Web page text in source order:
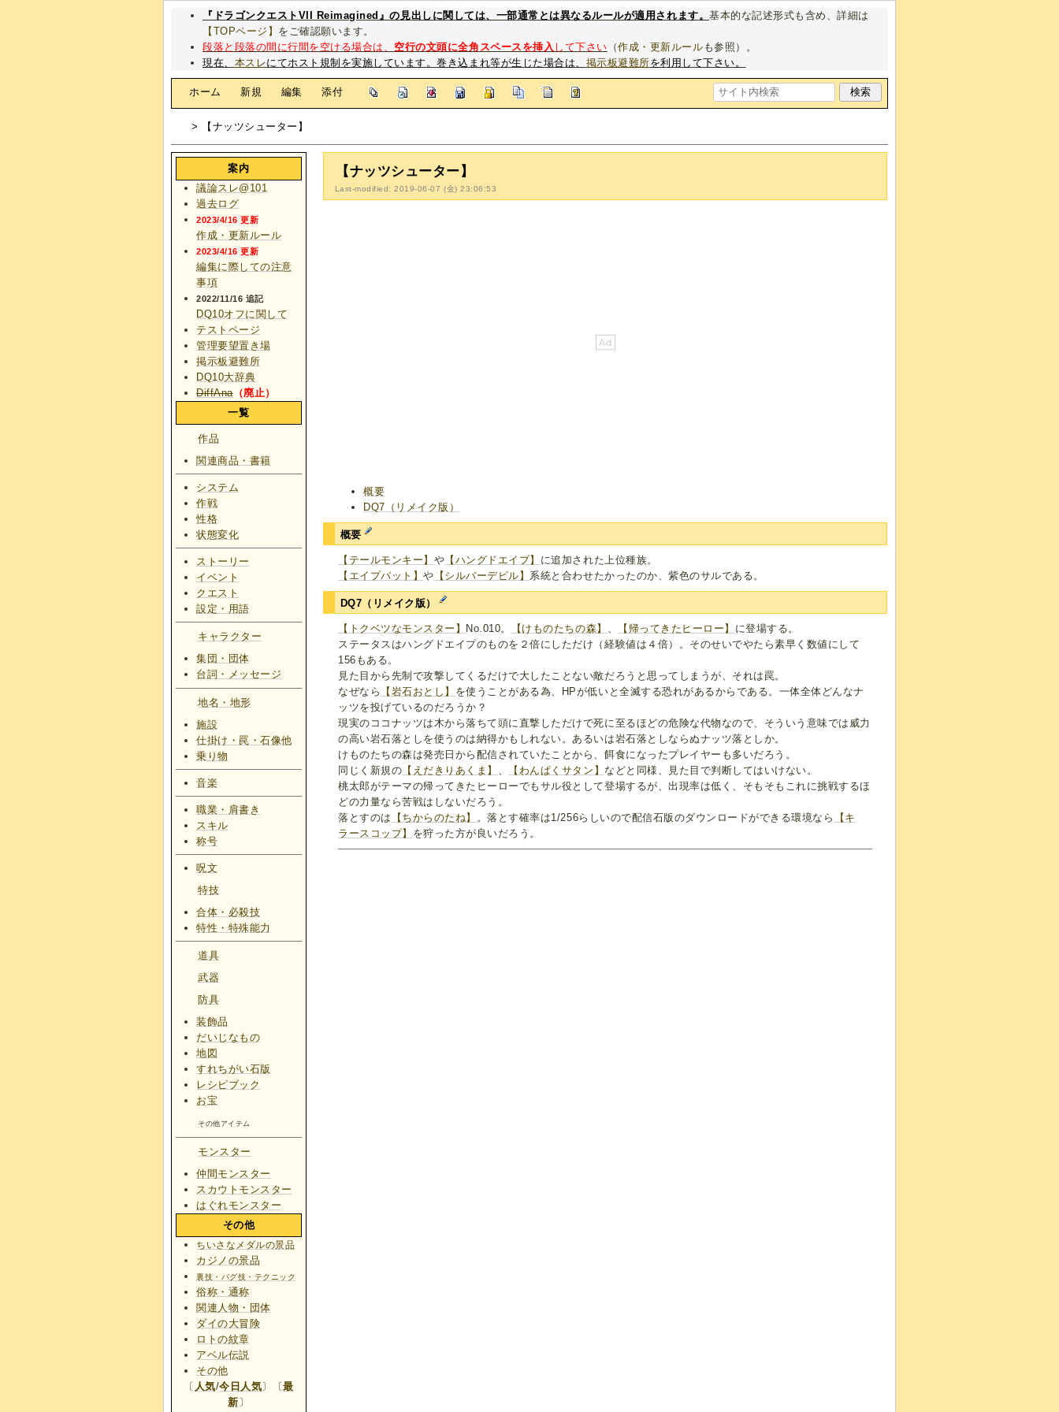
『ドラゴンクエストVII Reimagined』の見出しに関しては、一部通常とは異なるルールが適用されます。基本的な記述形式も含め、詳細は
【TOPページ】 をご確認願います。
段落と段落の間に行間を空ける場合は、 空行の文頭に全角スペースを挿入 して下さい （作成・更新ルール も参照）。
現在、 本スレにてホスト規制を実施しています。巻き込まれ等が生じた場合は、 掲示板避難所を利用して下さい。
ホーム 新規 編集 添付
> 【ナッツシューター】
【ナッツシューター】
Last-modified: 2019-06-07 (金) 23:06:53
概要
DQ7（リメイク版）
概要
【テールモンキー】 や 【ハングドエイプ】 に追加された上位種族。
【エイプバット】や 【シルバーデビル】 系統と合わせたかったのか、紫色のサルである。
DQ7（リメイク版）
【トクベツなモンスター】 No.010。 【けものたちの森】 、 【帰ってきたヒーロー】 に登場する。
ステータスはハングドエイプのものを２倍にしただけ（経験値は４倍）。そのせいでやたら素早く数値にして
156もある。
見た目から先制で攻撃してくるだけで大したことない敵だろうと思ってしまうが、それは罠。
なぜなら
【岩石おとし】 を使うことがある為、HPが低いと全滅する恐れがあるからである。一体全体どんなナ
ッツを投げているのだろうか？
現実のココナッツは木から落ちて頭に直撃しただけで死に至るほどの危険な代物なので、そういう意味では威力
の高い岩石落としを使うのは納得かもしれない。あるいは岩石落としならぬナッツ落としか。
けものたちの森は発売日から配信されていたことから、餌食になったプレイヤーも多いだろう。
同じく新規の 【えだきりあくま】 、 【わんぱくサタン】 などと同様、見た目で判断してはいけない。
桃太郎がテーマの帰ってきたヒーローでもサル役として登場するが、出現率は低く、そもそもこれに挑戦するほ
どの力量なら苦戦はしないだろう。
落とすのは
【ちからのたね】 。落とす確率は1/256らしいので配信石版のダウンロードができる環境なら
【キ
ラースコップ】 を狩った方が良いだろう。
案内
議論スレ@101
過去ログ
2023/4/16 更新
作成・更新ルール
2023/4/16 更新
編集に際しての注意
事項
2022/11/16 追記
DQ10オフに関して
テストページ
管理要望置き場
掲示板避難所
DQ10大辞典
DiffAna（廃止）
一覧
作品
関連商品・書籍
システム
作戦
性格
状態変化
ストーリー
イベント
クエスト
設定・用語
キャラクター
集団・団体
台詞・メッセージ
地名・地形
施設
仕掛け・罠・石像他
乗り物
音楽
職業・肩書き
スキル
称号
呪文
特技
合体・必殺技
特性・特殊能力
道具
武器
防具
装飾品
だいじなもの
地図
すれちがい石版
レシピブック
お宝
その他アイテム
モンスター
仲間モンスター
スカウトモンスター
はぐれモンスター
その他
ちいさなメダルの景品
カジノの景品
裏技・バグ技・テクニック
俗称・通称
関連人物・団体
ダイの大冒険
ロトの紋章
アベル伝説
その他
〔 人気/今日人気〕〔最
新 〕